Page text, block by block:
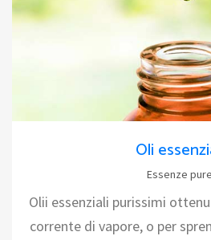
Oli
Essenze pure
Olii essenziali purissimi
corrente di vapore, o per